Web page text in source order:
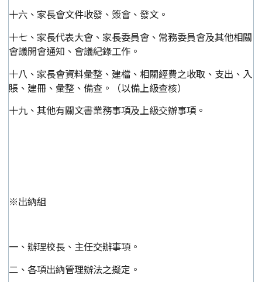
十六、家長會文件收發、簽會、發文。
十七、家長代表大會、家長委員會、常務委員會及其他相關
會議開會通知、會議紀錄工作。
十八、家長會資料彙整、建檔、相關經費之收取、支出、入
賬、建冊、彙整、備查。（以備上級查核）
十九、其他有關文書業務事項及上級交辦事項。
※出納組
一、辦理校長、主任交辦事項。
二、各項出納管理辦法之擬定。